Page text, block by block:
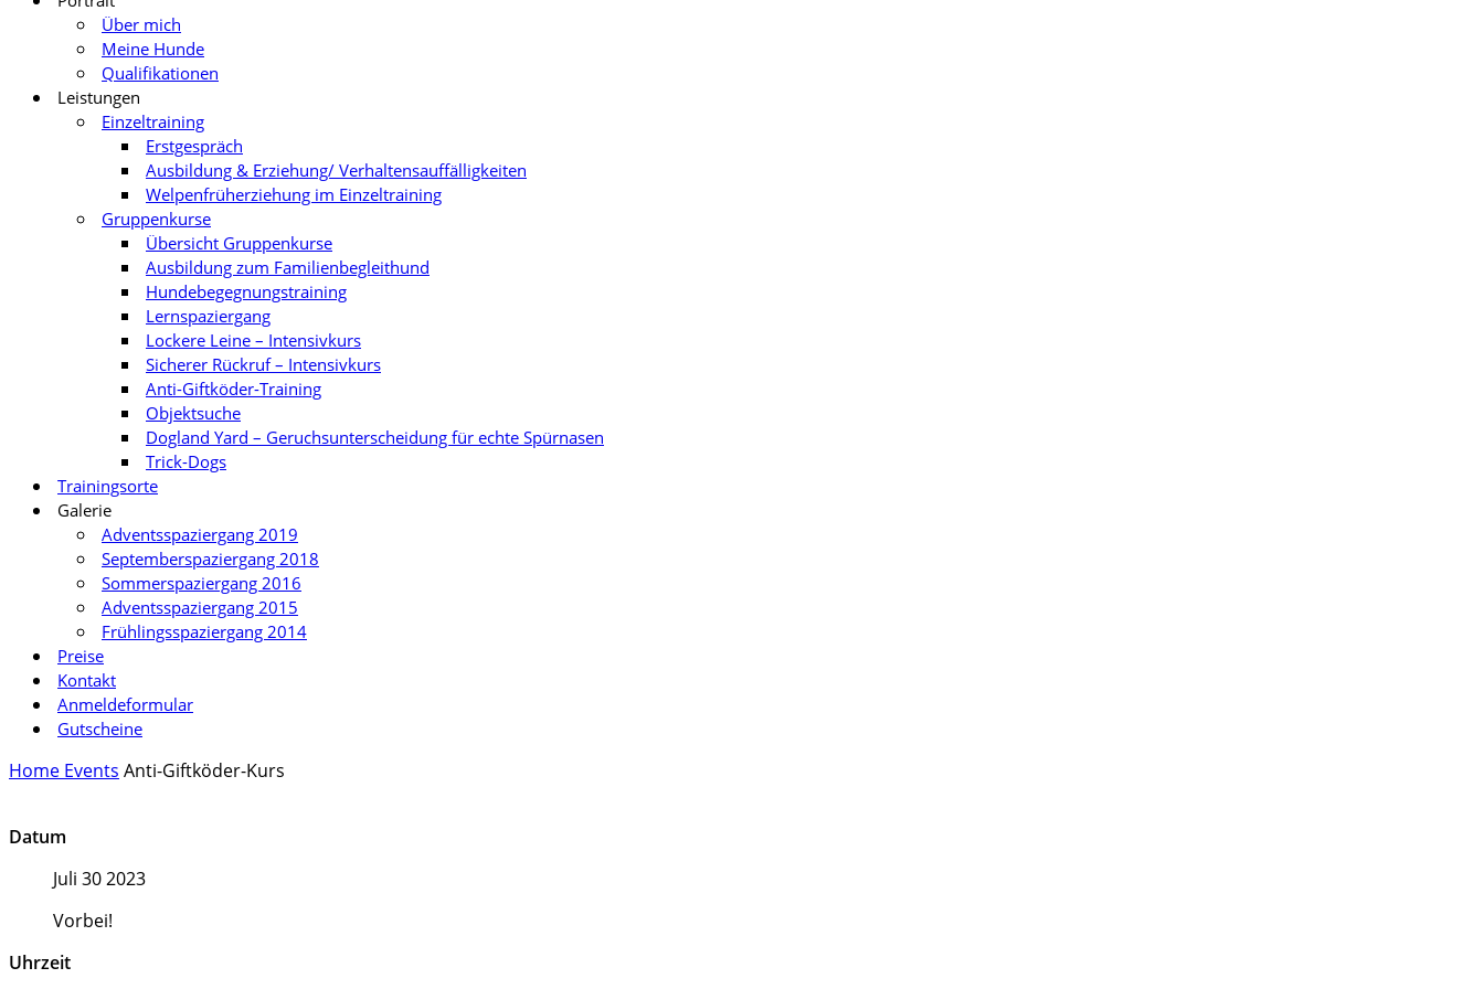
Über mich
Meine Hunde
Qualifikationen
Leistungen
Einzeltraining
Erstgespräch
Ausbildung & Erziehung/ Verhaltensauffälligkeiten
Welpenfrüherziehung im Einzeltraining
Gruppenkurse
Übersicht Gruppenkurse
Ausbildung zum Familienbegleithund
Hundebegegnungstraining
Lernspaziergang
Lockere Leine – Intensivkurs
Sicherer Rückruf – Intensivkurs
Anti-Giftköder-Training
Objektsuche
Dogland Yard – Geruchsunterscheidung für echte Spürnasen
Trick-Dogs
Trainingsorte
Galerie
Adventsspaziergang 2019
Septemberspaziergang 2018
Sommerspaziergang 2016
Adventsspaziergang 2015
Frühlingsspaziergang 2014
Preise
Kontakt
Anmeldeformular
Gutscheine
Home Events Anti-Giftköder-Kurs
Datum
Juli 30 2023
Vorbei!
Uhrzeit